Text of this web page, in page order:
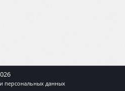
персональных данных